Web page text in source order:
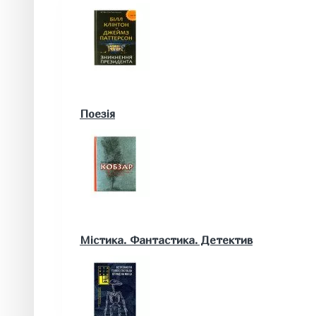
Математика. Природничі та інші науки
Біологія
Географія. Геологія
Поезія
Містика. Фантастика. Детектив